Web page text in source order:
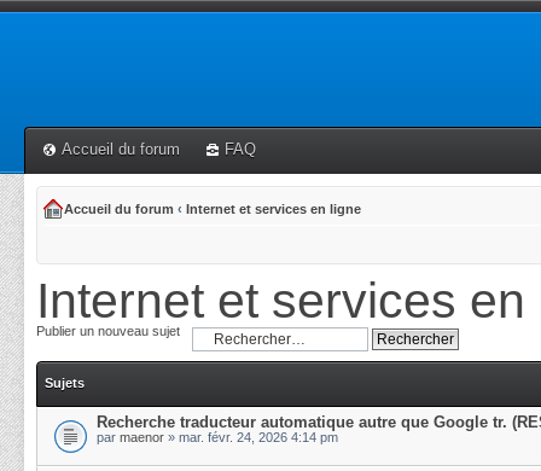
Accueil du forum FAQ
Accueil du forum ‹ Internet et services en ligne
Internet et services en
Publier un nouveau sujet
Sujets
Recherche traducteur automatique autre que Google tr.
par maenor » mar. févr. 24, 2026 4:14 pm